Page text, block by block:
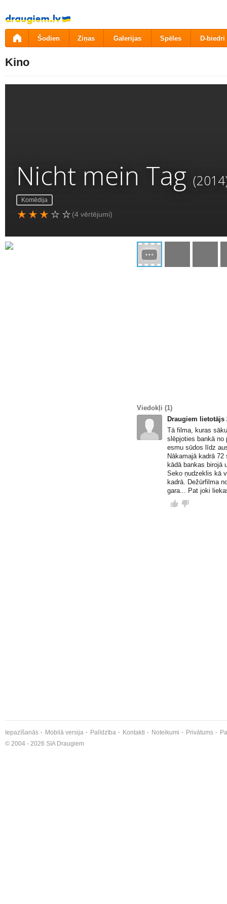
Pāriet
uz
saturu
Šodien Ziņas Galerijas Spēles D-biedri
Kino
Nicht mein Tag
Komēdija
(4 vērtējumi)
Viedokļi (1)
Draugiem lietotājs
Tā filma, kuras
slēpjoties bankā no
esmu sūdos līdz
Nākamajā kadrā
kādā bankas birojā
Seko ņudzeklis kā
kadrā. Dežūrfilma
gara... Pat joki
Iepazīšanās Mobilā versija Palīdzība Kontakti Noteikumi Privātums
© 2004 - 2026 SIA Draugiem